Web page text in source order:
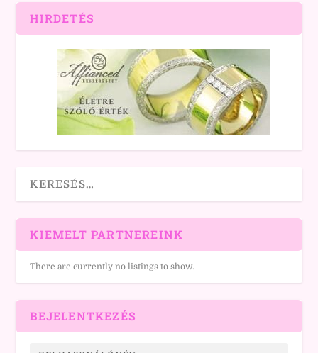
HIRDETÉS
KIEMELT PARTNEREINK
There are currently no listings to show.
BEJELENTKEZÉS